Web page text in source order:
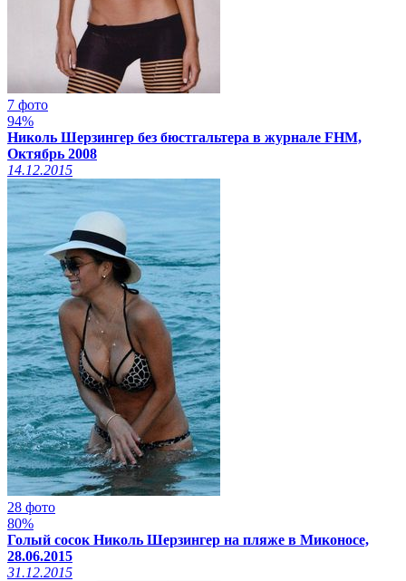
7 фото
94%
Николь Шерзингер без бюстгальтера в журнале FHM,
Октябрь 2008
14.12.2015
28 фото
80%
Голый сосок Николь Шерзингер на пляже в Миконосе,
28.06.2015
31.12.2015